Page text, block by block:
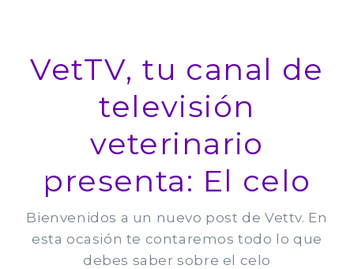
VetTV, tu canal de
televisión
veterinario
presenta: El celo
Bienvenidos a un nuevo post de Vettv. En
esta ocasión te contaremos todo lo que
debes saber sobre el celo